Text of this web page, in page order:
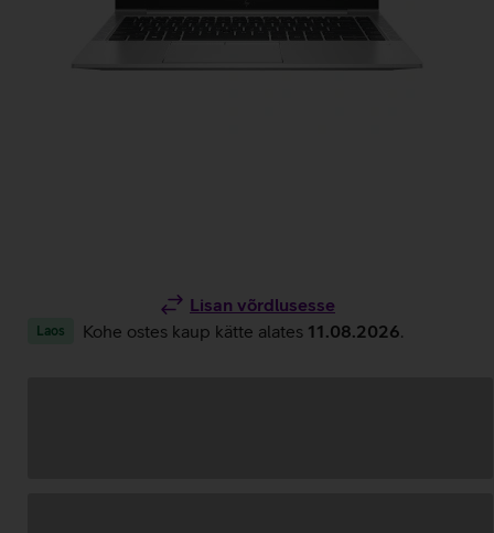
Lisan võrdlusesse
Laos Kohe ostes kaup kätte alates 11.08.2026